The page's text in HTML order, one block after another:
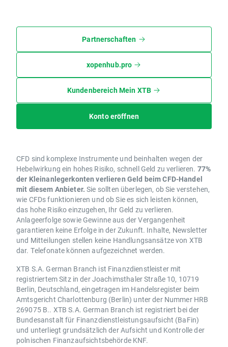
Partnerschaften
xopenhub.pro
Kundenbereich Mein XTB
Konto eröffnen
CFD sind komplexe Instrumente und beinhalten wegen der
Hebelwirkung ein hohes Risiko, schnell Geld zu verlieren. 77%
der Kleinanlegerkonten verlieren Geld beim CFD-Handel
mit diesem Anbieter. Sie sollten überlegen, ob Sie verstehen,
wie CFDs funktionieren und ob Sie es sich leisten können,
das hohe Risiko einzugehen, Ihr Geld zu verlieren.
Anlageerfolge sowie Gewinne aus der Vergangenheit
garantieren keine Erfolge in der Zukunft. Inhalte, Newsletter
und Mitteilungen stellen keine Handlungsansätze von XTB
dar. Telefonate können aufgezeichnet werden.
XTB S.A. German Branch ist Finanzdienstleister mit
registriertem Sitz in der Joachimsthaler Straße 10, 10719
Berlin, Deutschland, eingetragen im Handelsregister beim
Amtsgericht Charlottenburg (Berlin) unter der Nummer HRB
269075 B.. XTB S.A. German Branch ist registriert bei der
Bundesanstalt für Finanzdienstleistungsaufsicht (BaFin)
und unterliegt grundsätzlich der Aufsicht und Kontrolle der
polnischen Finanzaufsichtsbehörde KNF.